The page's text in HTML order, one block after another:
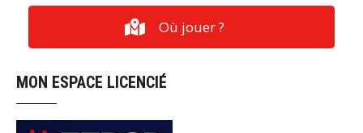
Où jouer ?
MON ESPACE LICENCIÉ